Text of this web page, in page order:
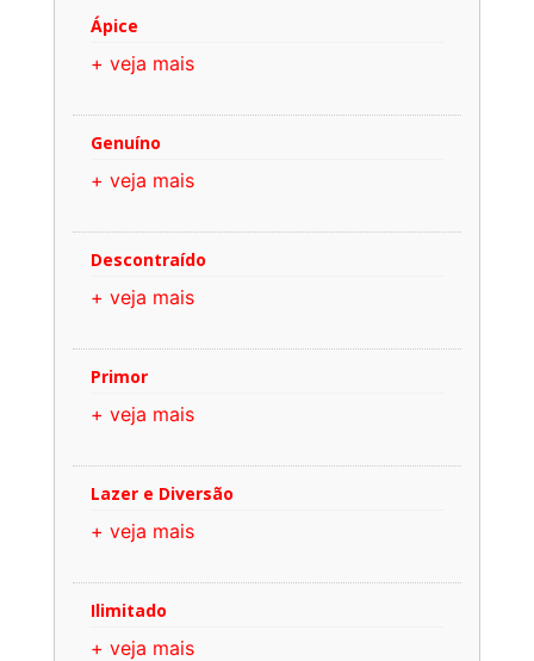
Ápice
+ veja mais
Genuíno
+ veja mais
Descontraído
+ veja mais
Primor
+ veja mais
Lazer e Diversão
+ veja mais
Ilimitado
+ veja mais